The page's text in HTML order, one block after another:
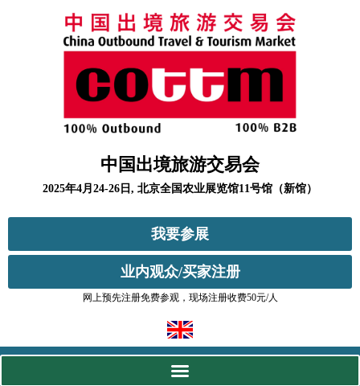
中国出境旅游交易会
2025年4月24-26日, 北京全国农业展览馆11号馆（新馆）
我要参展
业内观众/买家注册
网上预先注册免费参观，现场注册收费50元/人